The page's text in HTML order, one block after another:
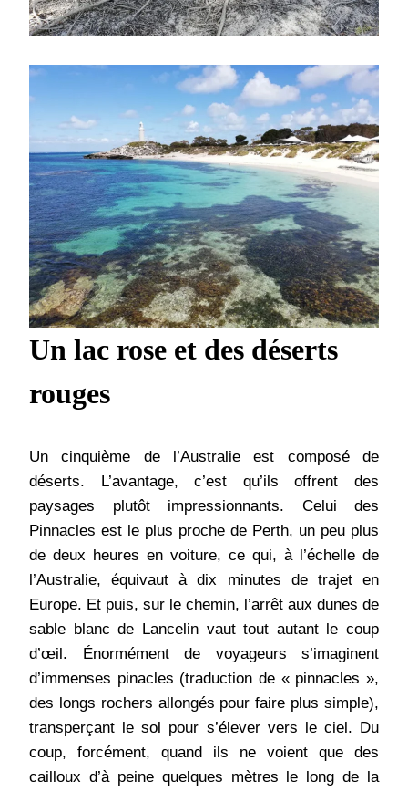
Un lac rose et des déserts
rouges
Un cinquième de l’Australie est composé de
déserts. L’avantage, c’est qu’ils offrent des
paysages plutôt impressionnants. Celui des
Pinnacles est le plus proche de Perth, un peu plus
de deux heures en voiture, ce qui, à l’échelle de
l’Australie, équivaut à dix minutes de trajet en
Europe. Et puis, sur le chemin, l’arrêt aux dunes de
sable blanc de Lancelin vaut tout autant le coup
d’œil. Énormément de voyageurs s’imaginent
d’immenses pinacles (traduction de « pinnacles »,
des longs rochers allongés pour faire plus simple),
transperçant le sol pour s’élever vers le ciel. Du
coup, forcément, quand ils ne voient que des
cailloux d’à peine quelques mètres le long de la